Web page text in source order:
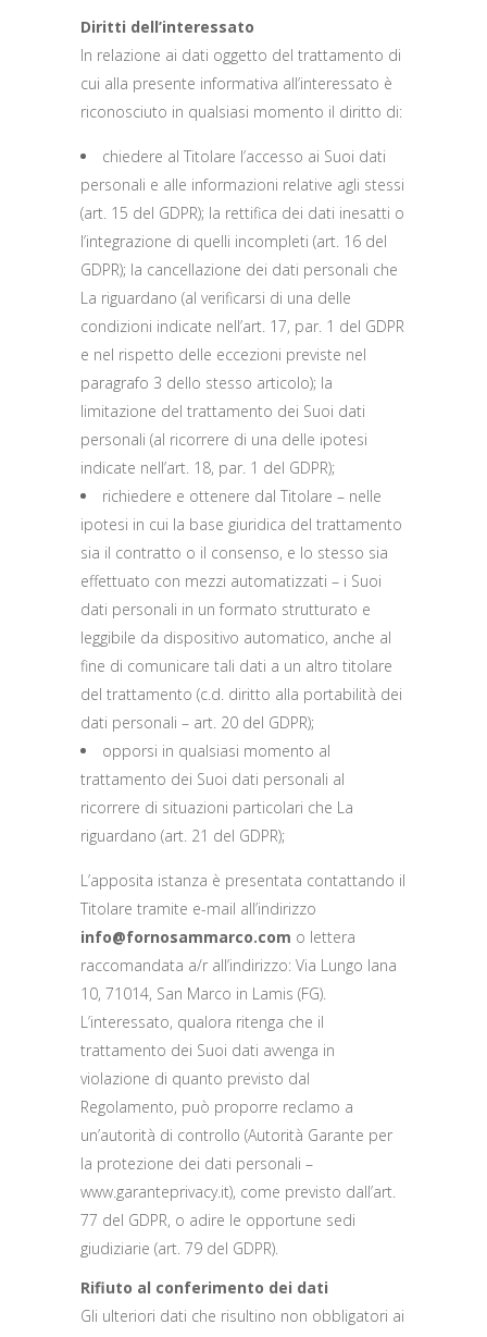
Diritti dell’interessato
In relazione ai dati oggetto del trattamento di
cui alla presente informativa all’interessato è
riconosciuto in qualsiasi momento il diritto di:
chiedere al Titolare l’accesso ai Suoi dati
personali e alle informazioni relative agli stessi
(art. 15 del GDPR); la rettifica dei dati inesatti o
l’integrazione di quelli incompleti (art. 16 del
GDPR); la cancellazione dei dati personali che
La riguardano (al verificarsi di una delle
condizioni indicate nell’art. 17, par. 1 del GDPR
e nel rispetto delle eccezioni previste nel
paragrafo 3 dello stesso articolo); la
limitazione del trattamento dei Suoi dati
personali (al ricorrere di una delle ipotesi
indicate nell’art. 18, par. 1 del GDPR);
richiedere e ottenere dal Titolare – nelle
ipotesi in cui la base giuridica del trattamento
sia il contratto o il consenso, e lo stesso sia
effettuato con mezzi automatizzati – i Suoi
dati personali in un formato strutturato e
leggibile da dispositivo automatico, anche al
fine di comunicare tali dati a un altro titolare
del trattamento (c.d. diritto alla portabilità dei
dati personali – art. 20 del GDPR);
opporsi in qualsiasi momento al
trattamento dei Suoi dati personali al
ricorrere di situazioni particolari che La
riguardano (art. 21 del GDPR);
L’apposita istanza è presentata contattando il
Titolare tramite e-mail all’indirizzo
info@fornosammarco.com o lettera
raccomandata a/r all’indirizzo: Via Lungo Iana
10, 71014, San Marco in Lamis (FG).
L’interessato, qualora ritenga che il
trattamento dei Suoi dati avvenga in
violazione di quanto previsto dal
Regolamento, può proporre reclamo a
un’autorità di controllo (Autorità Garante per
la protezione dei dati personali –
www.garanteprivacy.it), come previsto dall’art.
77 del GDPR, o adire le opportune sedi
giudiziarie (art. 79 del GDPR).
Rifiuto al conferimento dei dati
Gli ulteriori dati che risultino non obbligatori ai